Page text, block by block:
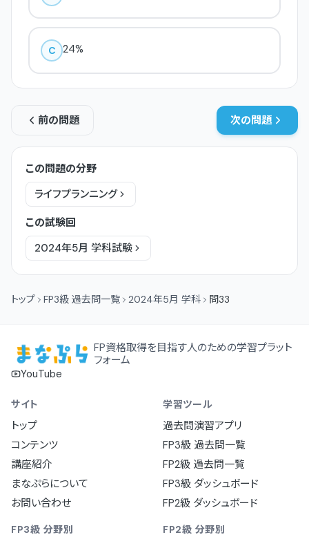
C 24%
前の問題 次の問題
この問題の分野
ライフプランニング
この試験回
2024年5月 学科試験
トップ FP3級 過去問一覧 2024年5月 学科 問33
FP資格取得を目指す人のための学習プラット
フォーム
YouTube
サイト
トップ
コンテンツ
講座紹介
まなぷらについて
お問い合わせ
学習ツール
過去問演習アプリ
FP3級 過去問一覧
FP2級 過去問一覧
FP3級 ダッシュボード
FP2級 ダッシュボード
FP3級 分野別 FP2級 分野別